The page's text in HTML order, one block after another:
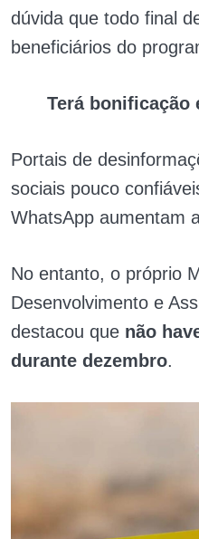
dúvida que todo final
beneficiários do
Terá bonificação
Portais de
sociais pouco
WhatsApp aumentam
No entanto, o próprio
Desenvolvimento e
destacou que não
durante dezembro.